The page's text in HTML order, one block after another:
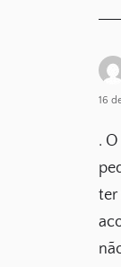
16
.
ter